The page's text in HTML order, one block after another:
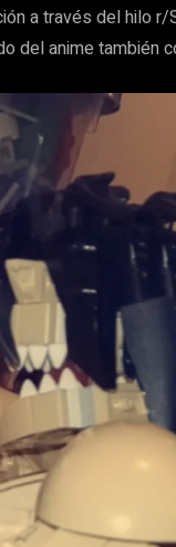
a través del hilo r/
del anime también